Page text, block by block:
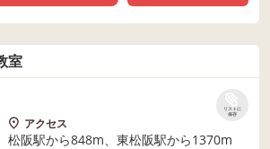
室
リストに
保存
アクセス
松阪駅から848m、東松阪駅から1370m